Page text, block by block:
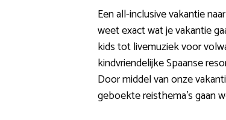
Een all-inclusive vakantie
weet exact wat je vakantie
kids tot livemuziek voor
kindvriendelijke Spaanse
Door middel van onze
geboekte reisthema’s gaan